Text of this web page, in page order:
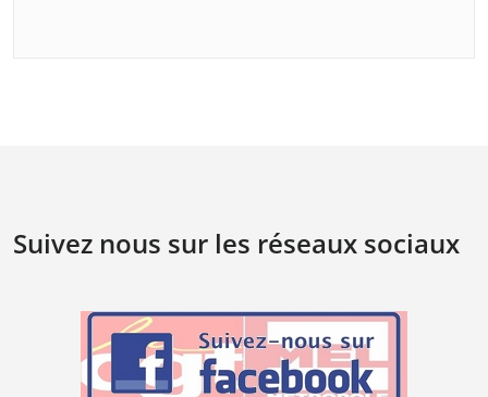
Suivez nous sur les réseaux sociaux